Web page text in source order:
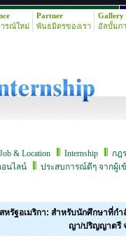
รณ์ใหม่
Partner
พันธมิตรของเรา
Gallery
อัลบั้มภ
Job & Location Internship กฎ
อนไลน์
ประสบการณ์ดีๆ จากผู้เ
หรัฐอเมริกา: สำหรับนักศึกษาที่ก
ญา/ปริญญาตรี